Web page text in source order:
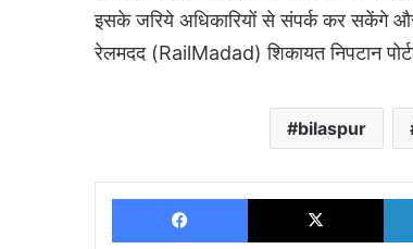
इसके जरिये अधिकारियों से संपर्क कर सकेंगे
रेलमदद (RailMadad) शिकायत निपटान
bilaspur
Facebook X